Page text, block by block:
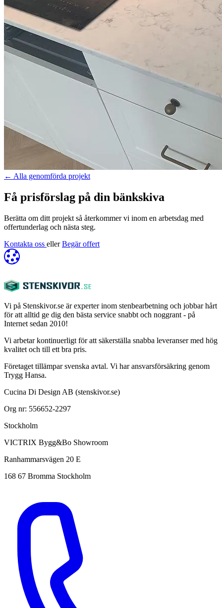
← Alla genomförda projekt
Få prisförslag på din bänkskiva
Berätta om ditt projekt så återkommer vi inom en arbetsdag med
offertunderlag och nästa steg.
Kontakta oss eller Begär offert
Vi på Stenskivor.se är experter inom stenbearbetning och jobbar hårt
för att alltid ge dig den bästa service snabbt och noggrant - på
Internet sedan 2010!
Vi arbetar kontinuerligt för att säkerställa snabba leveranser med hög
kvalitet och till ett bra pris.
Företaget tillämpar svenska avtal. Vi har ansvarsförsäkring genom
Trygg Hansa.
Cucina Di Design AB (stenskivor.se)
Org nr: 556652-2297
Stockholm
VICTRIX Bygg&Bo Showroom
Ranhammarsvägen 20 E
168 67 Bromma Stockholm